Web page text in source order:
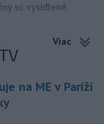
sú vysídlené.
Viac
na ME v Paríži